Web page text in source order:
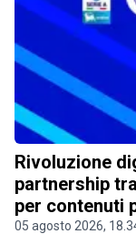
Rivoluzione
partnership
per contenuti
05 agosto 2026,